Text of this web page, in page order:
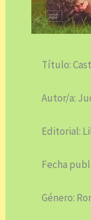
Título:
Autor/a:
Editorial:
Fecha
Género: